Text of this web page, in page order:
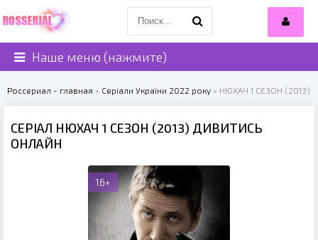
Наше меню (нажмите)
Россериал - главная » Серіали України 2022 року » НЮХАЧ 1 СЕЗОН (2013)
СЕРІАЛ НЮХАЧ 1 СЕЗОН (2013) ДИВИТИСЬ
ОНЛАЙН
16+